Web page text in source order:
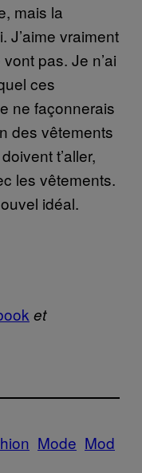
mais la
J’aime vraiment
pas. Je n’ai
ces
ne façonnerais
des vêtements
t’aller,
les vêtements.
idéal.
et
Mode Mod